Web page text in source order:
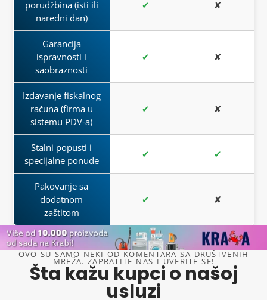
porudžbina (isti ili
naredni dan)
✔ ✘
Garancija
ispravnosti i
saobraznosti
✔ ✘
Izdavanje fiskalnog
računa (firma u
sistemu PDV-a)
✔ ✘
Stalni popusti i
specijalne ponude
✔ ✔
Pakovanje sa
dodatnom
zaštitom
✔ ✘
OVO SU SAMO NEKI OD KOMENTARA SA DRUŠTVENIH
MREŽA. ZAPRATITE NAS I UVERITE SE!
Šta kažu kupci o našoj
usluzi